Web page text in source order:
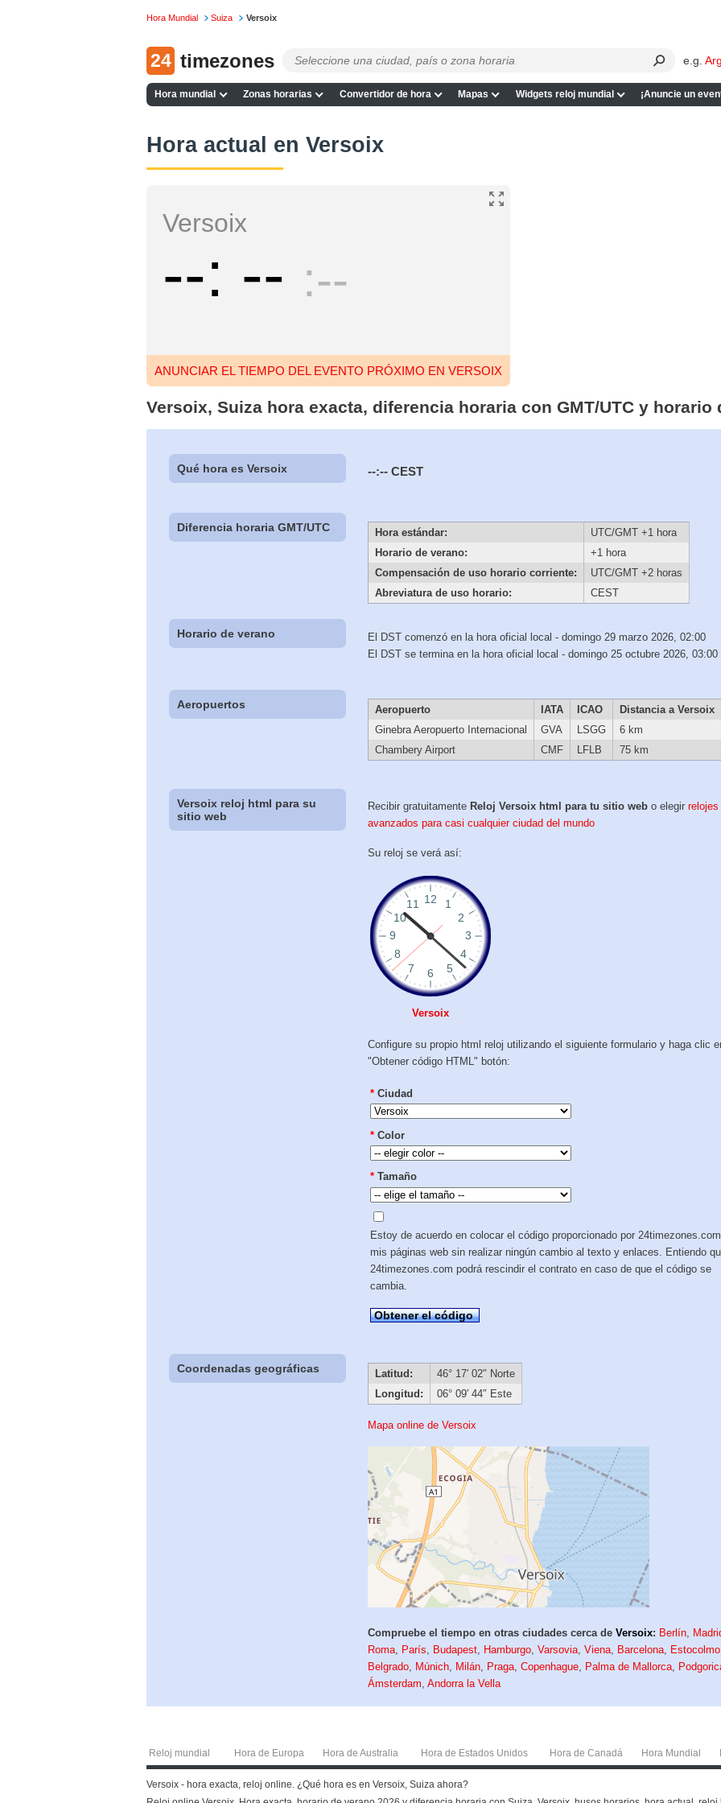
Hora Mundial Suiza Versoix
24 timezones e.g.
Hora mundial Zonas horarias Convertidor de hora Mapas Widgets reloj mundial ¡Anuncie un
Hora actual en Versoix
Versoix
-- -- --
ANUNCIAR EL TIEMPO DEL EVENTO PRÓXIMO EN VERSOIX
Versoix, Suiza hora exacta, diferencia horaria con GMT/UTC y horario
Qué hora es Versoix --:-- CEST
Diferencia horaria GMT/UTC Hora estándar:
UTC/GMT +1 hora
Horario de verano:
+1 hora
Compensación de uso horario corriente:
UTC/GMT +2 horas
Abreviatura de uso horario:
CEST
Horario de verano
El DST comenzó en la hora oficial local - domingo 29 marzo 2026, 02:00
El DST se termina en la hora oficial local - domingo 25 octubre 2026, 03:00
Aeropuertos Aeropuerto IATA ICAO
Distancia a Versoix
Ginebra Aeropuerto Internacional
GVA LSGG
6 km
Chambery Airport
CMF LFLB 75 km
Versoix reloj html para su
sitio web
Recibir gratuitamente Reloj Versoix html para tu sitio webo elegirrelojes
avanzados para casi cualquier ciudad del mundo
Su reloj se verá así:
Versoix
Configure su propio html reloj utilizando el siguiente formulario y haga clic
"Obtener código HTML" botón:
* Ciudad
* Color
* Tamaño
Estoy de acuerdo en colocar el código proporcionado por
mis páginas web sin realizar ningún cambio al texto y enlaces. Entiendo
24timezones.com podrá rescindir el contrato en caso de que el código se
cambia.
Obtener el código
Coordenadas geográficas Latitud:
46° 17′ 02″ Norte
Longitud:
06° 09′ 44″ Este
Mapa online de Versoix
Compruebe el tiempo en otras ciudades cerca deVersoix: Berlín,
Roma, París, Budapest, Hamburgo,Varsovia,Viena, Barcelona, Estocolmo
Belgrado, Múnich, Milán, Praga,Copenhague, Palma de Mallorca,
Ámsterdam,Andorra la Vella
Reloj mundial Hora de Europa Hora de Australia Hora de Estados Unidos Hora de Canadá Hora Mundial
Versoix - hora exacta, reloj online. ¿Qué hora es en Versoix, Suiza ahora?